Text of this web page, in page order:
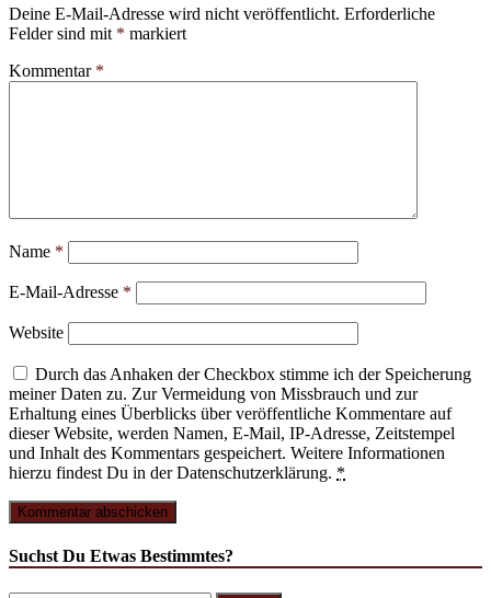
Deine E-Mail-Adresse wird nicht veröffentlicht. Erforderliche
Felder sind mit * markiert
Kommentar *
Name *
E-Mail-Adresse *
Website
Durch das Anhaken der Checkbox stimme ich der Speicherung
meiner Daten zu. Zur Vermeidung von Missbrauch und zur
Erhaltung eines Überblicks über veröffentliche Kommentare auf
dieser Website, werden Namen, E-Mail, IP-Adresse, Zeitstempel
und Inhalt des Kommentars gespeichert. Weitere Informationen
hierzu findest Du in der Datenschutzerklärung. *
Suchst Du Etwas Bestimmtes?